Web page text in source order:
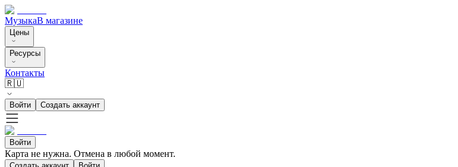
МузыкаВ магазине
Цены
Ресурсы
Контакты
🇷🇺
Войти Создать аккаунт
Войти
Карта не нужна. Отмена в любой момент.